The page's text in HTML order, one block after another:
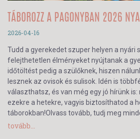
TÁBOROZZ A PAGONYBAN 2026
2026-04-16
Tudd a gyerekedet szuper helyen a nyári
felejthetetlen élményeket nyújtanak a
időtöltést pedig a szülőknek, hiszen
lesznek az ovisok és sulisok. Idén is
választhatsz, és van még egy jó hírünk
ezekre a hetekre, vagyis biztosíthatod a
táborokban!Olvass tovább, tudj meg
tovább...